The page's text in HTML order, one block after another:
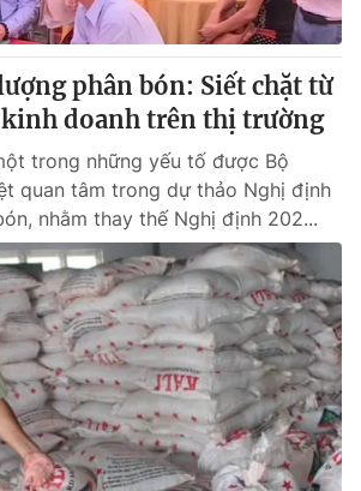
Vươn mình bằng AI
VTV8
English
Truyền hình Việt Nam
phân bón: Siết chặt từ
kinh doanh trên thị trường
trong những yếu tố được Bộ
quan tâm trong dự thảo Nghị định
nhằm thay thế Nghị định 202...